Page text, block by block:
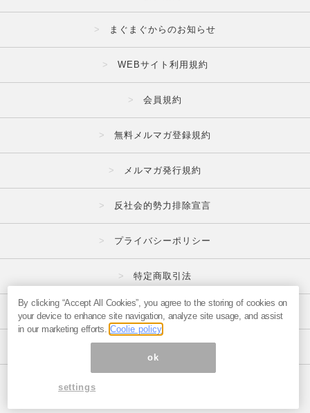
まぐまぐからのお知らせ
WEBサイト利用規約
会員規約
無料メルマガ登録規約
メルマガ発行規約
反社会的勢力排除宣言
プライバシーポリシー
特定商取引法
広告掲載はこちら
メルマガの不正・違反報告はこちら
ページ内の商標は全て商標権者に属します。
By clicking “Accept All Cookies”, you agree to the storing of cookies on
your device to enhance site navigation, analyze site usage, and assist
in our marketing efforts. Coolie policy
ok
settings